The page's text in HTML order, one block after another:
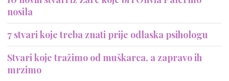
nosila
7 stvari koje treba znati prije odlaska psihologu
Stvari koje tražimo od muškarca, a zapravo ih
mrzimo